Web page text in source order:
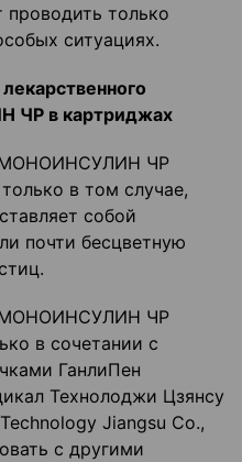
только
ситуациях.
ЧР в картриджах
МОНОИНСУЛИН ЧР
в том случае,
собой
почти бесцветную
МОНОИНСУЛИН ЧР
в сочетании с
ГанлиПен
Технолоджи Цзянсу
Jiangsu Co.,
с другими